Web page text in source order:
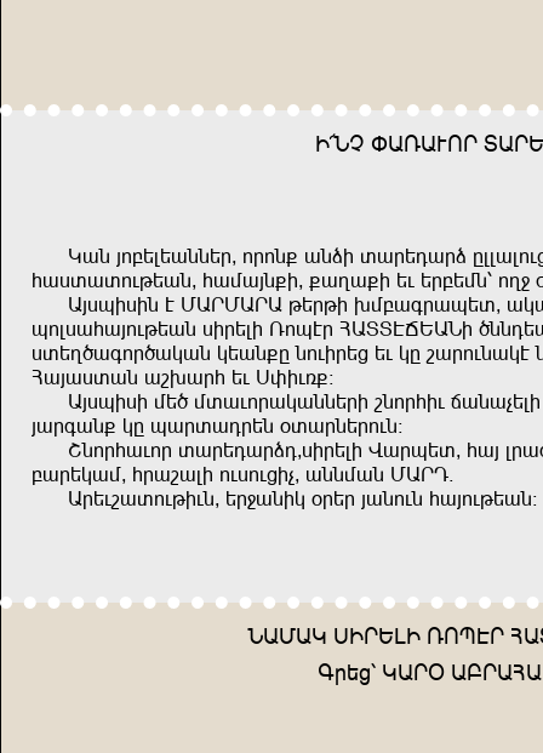
R"ZV YUXUDNĞ
Muz wnçşlşuzzşğ^ nğnz= uzqr ıuğşeuğq
auiıuındkşuz^ ausuwz=r^ =upu=r şd şğçşsz%
Uwihrirz t SUĞSUĞU kşğkr .sçuüğuhşı^
hnliuauwndkşuz irğşlr Xnhtğ AUIITOŞUZr
iışp,uünğ,umuz mşuz=g zndrğşj şd mg buğndzumt
Auwuiıuz ub.uğa şd İyrdx=!
Uwihrir sş, sıudnğumuzzşğr bznğard ouzuvşlr
wuğüuz= mg huğıueğşz +ıuğzşğndz!
Bznğaudnğ ıuğşeuğqe^irğşlr Fuğhşı^ auw
çuğşmus^ ağubulr ndindjrv^ uzzsuz SUĞE$
Uğşdbuındkrdz^ şğ<uzrm +ğşğ wuzndz auwndkşuz!
ZUSUM İRĞŞLR XNHTĞ
Üğşj% MUĞ*